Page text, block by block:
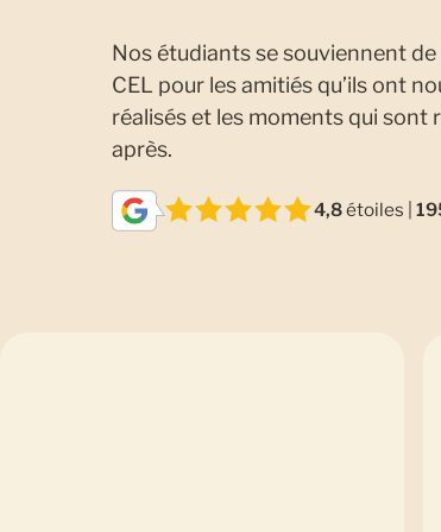
Nos étudiants se souviennent de
CEL pour les amitiés qu’ils ont
réalisés et les moments qui sont
après.
4,8étoiles |